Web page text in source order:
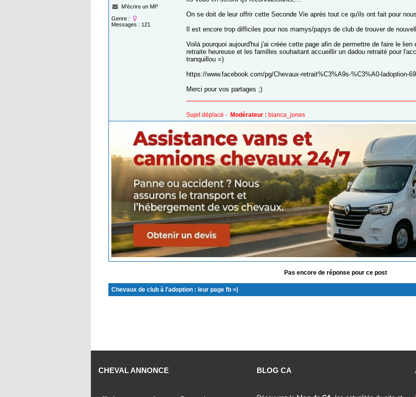
M'écrire un MP
Genre :
Messages : 121
On se doit de leur offrir cette Seconde Vie après tout ce qu'ils ont fait pour
Il est encore trop difficiles pour nos mamys/papys de club de trouver de
Voilà pourquoi aujourd'hui j'ai créée cette page afin de permettre de faire le
retraite heureuse et les familles souhaitant accueillir un dadou retraité pour
tranquillou =)
https://www.facebook.com/pg/Chevaux-retrait%C3%A9s-%C3%A0-ladoption-
Merci pour vos partages ;)
Sujet déplacé - Modérateur : bianca_jones
Pas encore de réponse pour ce post
Chevaux de club à l'adoption : leur page fb =)
CHEVAL ANNONCE BLOG CA